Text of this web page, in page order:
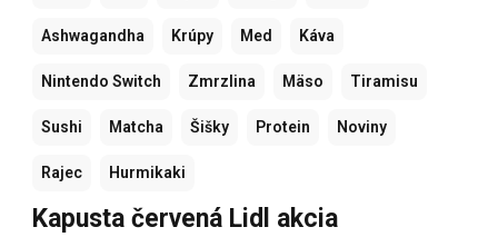
Ashwagandha Krúpy Med Káva
Nintendo Switch Zmrzlina Mäso Tiramisu
Sushi Matcha Šišky Protein Noviny
Rajec Hurmikaki
Kapusta červená Lidl akcia